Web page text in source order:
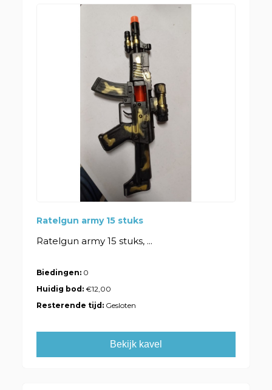
Ratelgun army 15 stuks
Ratelgun army 15 stuks, ...
Biedingen: 0
Huidig bod:€12,00
Resterende tijd: Gesloten
Bekijk kavel